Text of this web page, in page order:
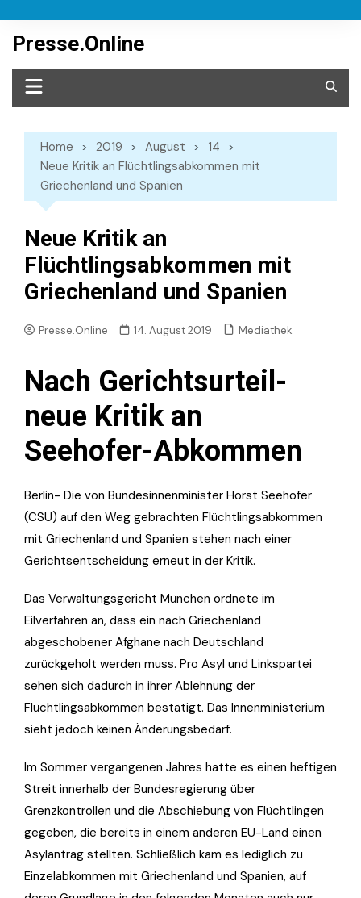
content
Presse.Online
Home 2019 August
14
Neue Kritik an Flüchtlingsabkommen mit
Griechenland und Spanien
Neue Kritik an
Flüchtlingsabkommen mit
Griechenland und Spanien
Presse.Online 14. August 2019 Mediathek
Nach Gerichtsurteil-
neue Kritik an
Seehofer-Abkommen
Berlin- Die von Bundesinnenminister Horst Seehofer
(CSU) auf den Weg gebrachten Flüchtlingsabkommen
mit Griechenland und Spanien stehen nach einer
Gerichtsentscheidung erneut in der Kritik.
Das Verwaltungsgericht München ordnete im
Eilverfahren an, dass ein nach Griechenland
abgeschobener Afghane nach Deutschland
zurückgeholt werden muss. Pro Asyl und Linkspartei
sehen sich dadurch in ihrer Ablehnung der
Flüchtlingsabkommen bestätigt. Das Innenministerium
sieht jedoch keinen Änderungsbedarf.
Im Sommer vergangenen Jahres hatte es einen heftigen
Streit innerhalb der Bundesregierung über
Grenzkontrollen und die Abschiebung von Flüchtlingen
gegeben, die bereits in einem anderen EU-Land einen
Asylantrag stellten. Schließlich kam es lediglich zu
Einzelabkommen mit Griechenland und Spanien, auf